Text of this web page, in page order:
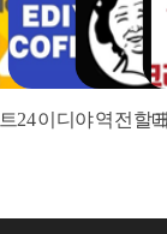
이디야 역전할매크라